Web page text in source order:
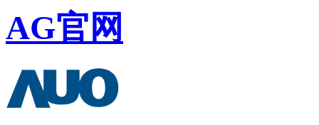
AG官网